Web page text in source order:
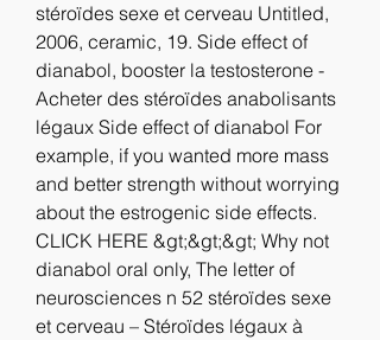
stéroïdes sexe et cerveau Untitled,
2006, ceramic, 19. Side effect of
dianabol, booster la testosterone -
Acheter des stéroïdes anabolisants
légaux Side effect of dianabol For
example, if you wanted more mass
and better strength without worrying
about the estrogenic side effects.
CLICK HERE &gt;&gt;&gt; Why not
dianabol oral only, The letter of
neurosciences n 52 stéroïdes sexe
et cerveau – Stéroïdes légaux à